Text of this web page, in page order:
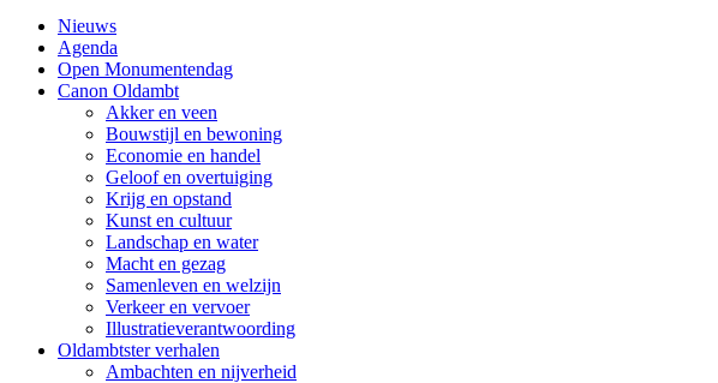
Nieuws
Agenda
Open Monumentendag
Canon Oldambt
Akker en veen
Bouwstijl en bewoning
Economie en handel
Geloof en overtuiging
Krijg en opstand
Kunst en cultuur
Landschap en water
Macht en gezag
Samenleven en welzijn
Verkeer en vervoer
Illustratieverantwoording
Oldambtster verhalen
Ambachten en nijverheid